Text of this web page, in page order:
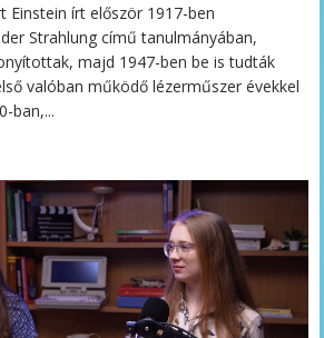
Einstein írt először 1917-ben
Strahlung című tanulmányában,
majd 1947-ben be is tudták
valóban működő lézerműszer évekkel
ban,...